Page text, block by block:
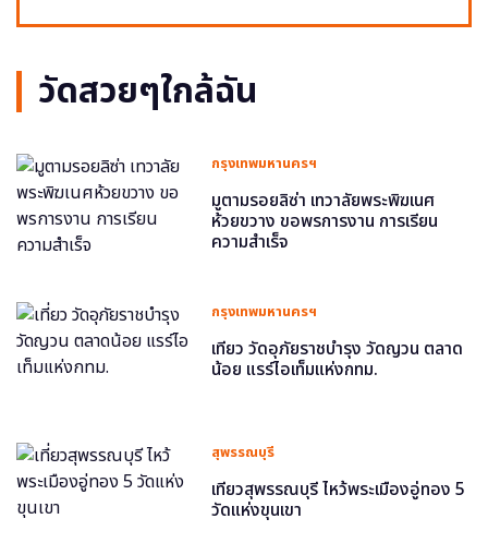
วัดสวยๆใกล้ฉัน
กรุงเทพมหานครฯ
มูตามรอยลิซ่า เทวาลัยพระพิฆเนศ
ห้วยขวาง ขอพรการงาน การเรียน
ความสำเร็จ
กรุงเทพมหานครฯ
เที่ยว วัดอุภัยราชบำรุง วัดญวน ตลาด
น้อย แรร์ไอเท็มแห่งกทม.
สุพรรณบุรี
เที่ยวสุพรรณบุรี ไหว้พระเมืองอู่ทอง 5
วัดแห่งขุนเขา